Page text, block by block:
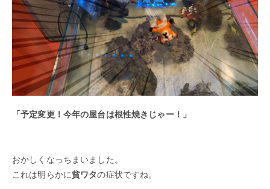
「予定変更！今年の屋台は根性焼き じゃー！」
おかしくなっちまいました。
これは明らかに貧ワタの症状ですね。